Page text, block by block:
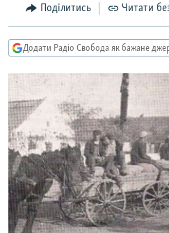
СПОРТ
СВІТ
ТИ ЯК?
ПРИАЗОВ’Я
КИТАЙ.ВИКЛИКИ
МУЛЬТИМЕДІА
ФОТО
СПЕЦПРОЄКТИ
ПОДКАСТИ
КРИМ РЕАЛІЇ
Поділитись Читати
Додати Радіо Свобода як бажане